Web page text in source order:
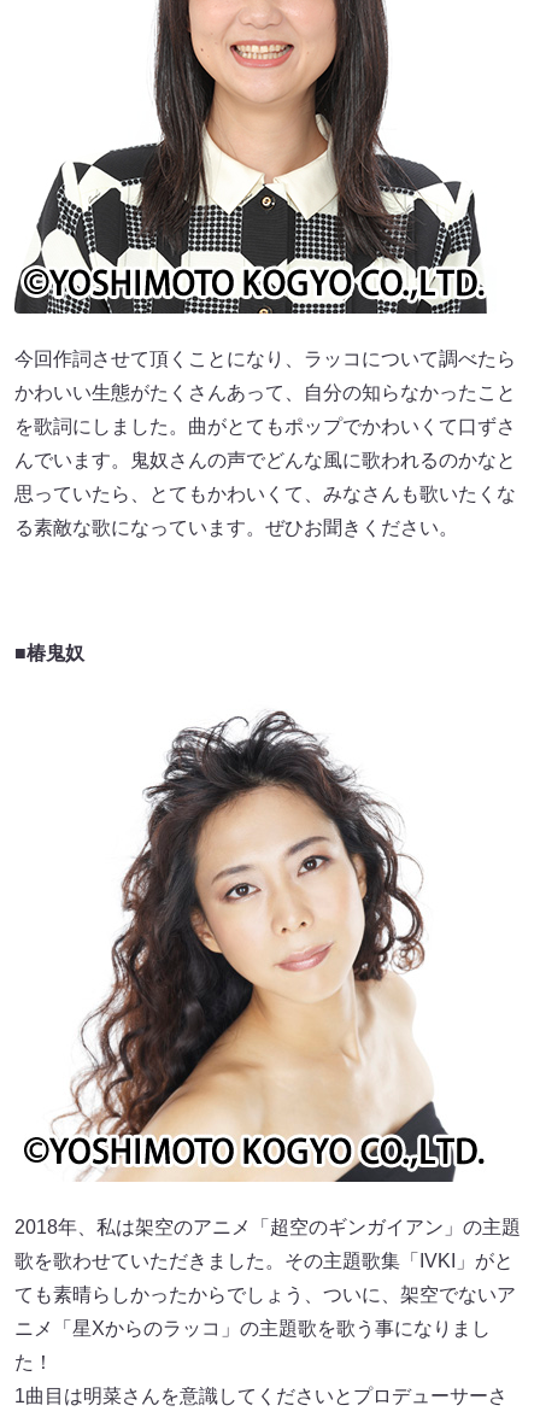
今回作詞させて頂くことになり、ラッコについて調べたら
かわいい生態がたくさんあって、自分の知らなかったこと
を歌詞にしました。曲がとてもポップでかわいくて口ずさ
んでいます。鬼奴さんの声でどんな風に歌われるのかなと
思っていたら、とてもかわいくて、みなさんも歌いたくな
る素敵な歌になっています。ぜひお聞きください。
■椿鬼奴
2018年、私は架空のアニメ「超空のギンガイアン」の主題
歌を歌わせていただきました。その主題歌集「IVKI」がと
ても素晴らしかったからでしょう、ついに、架空でないア
ニメ「星Xからのラッコ」の主題歌を歌う事になりまし
た！
1曲目は明菜さんを意識してくださいとプロデューサーさ